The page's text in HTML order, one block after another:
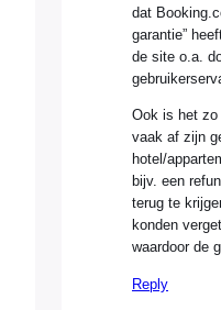
dat
garantie”
de site o.a.
Ook is het zo
vaak af zijn
hotel/
bijv. een
terug te
konden
waardoor de
Reply